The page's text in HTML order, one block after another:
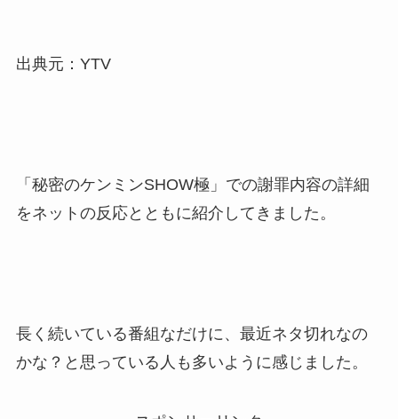
出典元：YTV
「秘密のケンミンSHOW極」での謝罪内容の詳細
をネットの反応とともに紹介してきました。
長く続いている番組なだけに、最近ネタ切れなの
かな？と思っている人も多いように感じました。